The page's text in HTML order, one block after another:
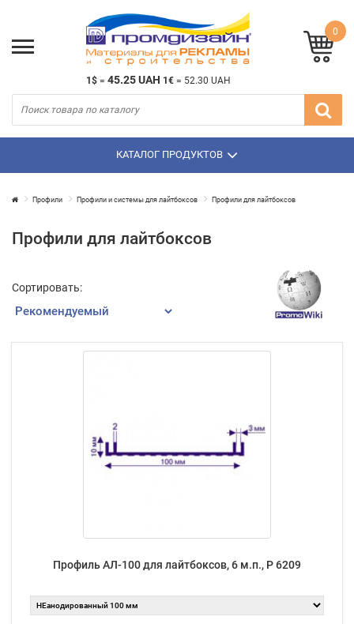
1$ = 45.25 UAH 1€ = 52.30 UAH
0
КАТАЛОГ ПРОДУКТОВ
Профили Профили и системы для лайтбоксов Профили для лайтбоксов
Профили для лайтбоксов
Сортировать:
Профиль АЛ-100 для лайтбоксов, 6 м.п., Р 6209